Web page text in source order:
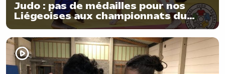
Judo : pas de médailles pour nos
Liégeoises aux championnats du
monde cadet